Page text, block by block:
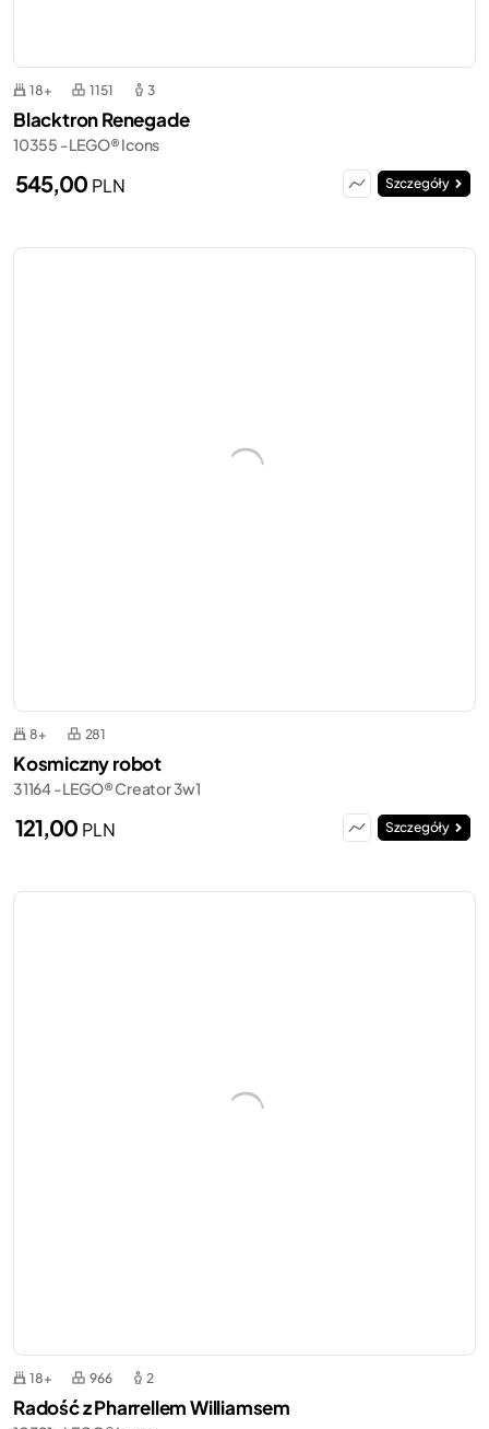
18+ 1151 3
Blacktron Renegade
10355 - LEGO® Icons
545,00 PLN Szczegóły
8+ 281
Kosmiczny robot
31164 - LEGO® Creator 3w1
121,00 PLN Szczegóły
18+ 966 2
Radość z Pharrellem Williamsem